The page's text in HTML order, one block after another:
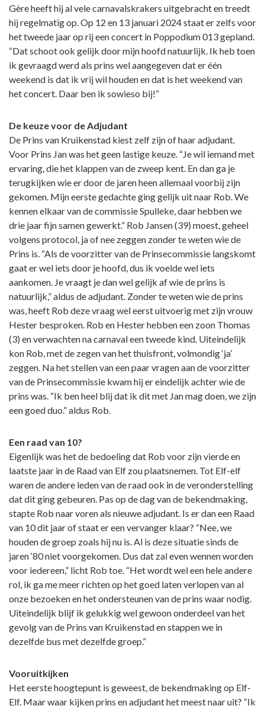
Gère heeft hij al vele carnavalskrakers uitgebracht en treedt
hij regelmatig op. Op 12 en 13 januari 2024 staat er zelfs voor
het tweede jaar op rij een concert in Poppodium 013 gepland.
“Dat schoot ook gelijk door mijn hoofd natuurlijk. Ik heb toen
ik gevraagd werd als prins wel aangegeven dat er één
weekend is dat ik vrij wil houden en dat is het weekend van
het concert. Daar ben ik sowieso bij!”
De keuze voor de Adjudant
De Prins van Kruikenstad kiest zelf zijn of haar adjudant.
Voor Prins Jan was het geen lastige keuze. “Je wil iemand met
ervaring, die het klappen van de zweep kent. En dan ga je
terugkijken wie er door de jaren heen allemaal voorbij zijn
gekomen. Mijn eerste gedachte ging gelijk uit naar Rob. We
kennen elkaar van de commissie Spulleke, daar hebben we
drie jaar fijn samen gewerkt.” Rob Jansen (39) moest, geheel
volgens protocol, ja of nee zeggen zonder te weten wie de
Prins is. “Als de voorzitter van de Prinsecommissie langskomt
gaat er wel iets door je hoofd, dus ik voelde wel iets
aankomen. Je vraagt je dan wel gelijk af wie de prins is
natuurlijk,” aldus de adjudant. Zonder te weten wie de prins
was, heeft Rob deze vraag wel eerst uitvoerig met zijn vrouw
Hester besproken. Rob en Hester hebben een zoon Thomas
(3) en verwachten na carnaval een tweede kind. Uiteindelijk
kon Rob, met de zegen van het thuisfront, volmondig ‘ja’
zeggen. Na het stellen van een paar vragen aan de voorzitter
van de Prinsecommissie kwam hij er eindelijk achter wie de
prins was. “Ik ben heel blij dat ik dit met Jan mag doen, we zijn
een goed duo.” aldus Rob.
Een raad van 10?
Eigenlijk was het de bedoeling dat Rob voor zijn vierde en
laatste jaar in de Raad van Elf zou plaatsnemen. Tot Elf-elf
waren de andere leden van de raad ook in de veronderstelling
dat dit ging gebeuren. Pas op de dag van de bekendmaking,
stapte Rob naar voren als nieuwe adjudant. Is er dan een Raad
van 10 dit jaar of staat er een vervanger klaar? “Nee, we
houden de groep zoals hij nu is. Al is deze situatie sinds de
jaren ‘80 niet voorgekomen. Dus dat zal even wennen worden
voor iedereen,” licht Rob toe. “Het wordt wel een hele andere
rol, ik ga me meer richten op het goed laten verlopen van al
onze bezoeken en het ondersteunen van de prins waar nodig.
Uiteindelijk blijf ik gelukkig wel gewoon onderdeel van het
gevolg van de Prins van Kruikenstad en stappen we in
dezelfde bus met dezelfde groep.”
Vooruitkijken
Het eerste hoogtepunt is geweest, de bekendmaking op Elf-
Elf. Maar waar kijken prins en adjudant het meest naar uit? “Ik